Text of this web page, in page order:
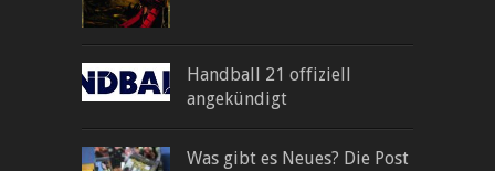
Handball 21 offiziell
angekündigt
Was gibt es Neues? Die Post